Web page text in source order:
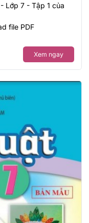
Lớp 7 - Tập 1 của
file PDF
Xem ngay